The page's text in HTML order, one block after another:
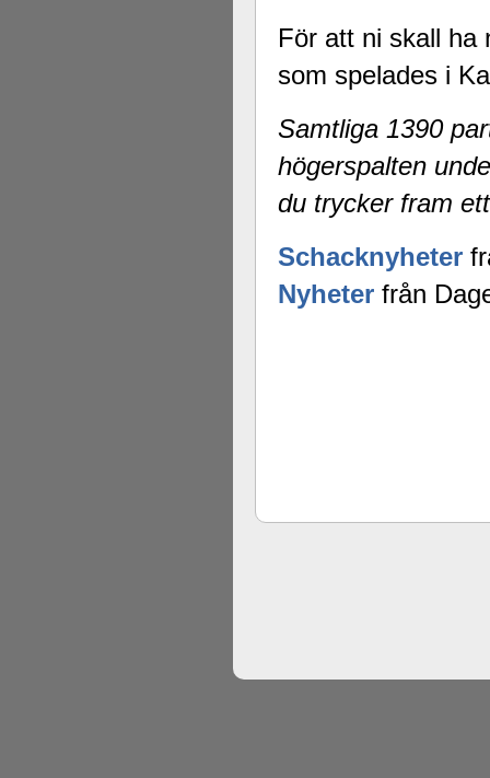
För att ni skall ha
som spelades i
Samtliga 1390
högerspalten
du trycker fram
Schacknyheter
Nyheter från